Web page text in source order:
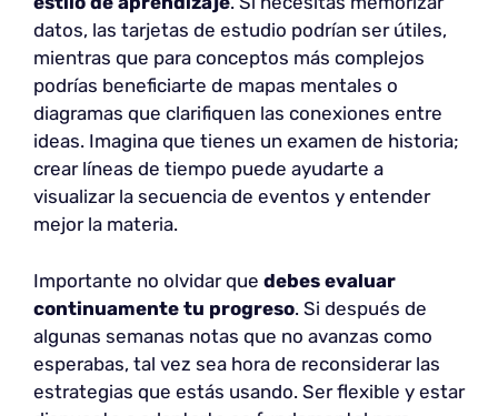
datos, las tarjetas de estudio podrían ser útiles,
mientras que para conceptos más complejos
podrías beneficiarte de mapas mentales o
diagramas que clarifiquen las conexiones entre
ideas. Imagina que tienes un examen de historia;
crear líneas de tiempo puede ayudarte a
visualizar la secuencia de eventos y entender
mejor la materia.
Importante no olvidar que debes evaluar
continuamente tu progreso. Si después de
algunas semanas notas que no avanzas como
esperabas, tal vez sea hora de reconsiderar las
estrategias que estás usando. Ser flexible y estar